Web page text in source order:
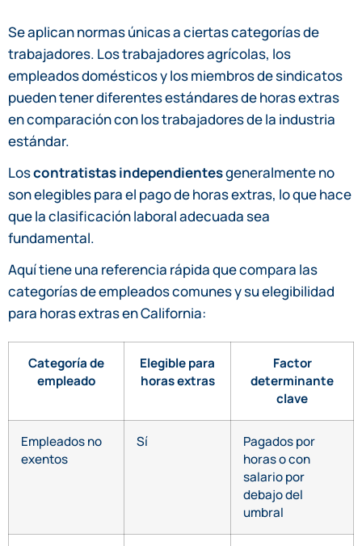
Se aplican normas únicas a ciertas categorías de
trabajadores. Los trabajadores agrícolas, los
empleados domésticos y los miembros de sindicatos
pueden tener diferentes estándares de horas extras
en comparación con los trabajadores de la industria
estándar.
Loscontratistas independientesgeneralmente no
son elegibles para el pago de horas extras, lo que hace
que la clasificación laboral adecuada sea
fundamental.
Aquí tiene una referencia rápida que compara las
categorías de empleados comunes y su elegibilidad
para horas extras en California:
Categoría de
empleado
Elegible para
horas extras
Factor
determinante
clave
Empleados no
exentos
Sí
Pagados por
horas o con
salario por
debajo del
umbral